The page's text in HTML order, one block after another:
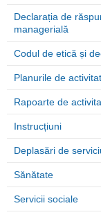
Declarația de
managerială
Codul de etică și
Planurile de
Rapoarte de
Instrucțiuni
Deplasări de
Sănătate
Servicii sociale